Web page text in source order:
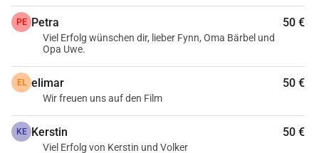
verpflegt ist, das Kostüm und die Ausstattung sich
austoben können und wir dem Thema gerecht werden
können. Jede Spende hilft!
Vielen Dank an alle, die uns bereits mit ihren Spenden
unterstützt haben – jede einzelne Hilfe hat uns ein großes
Stück näher an unser Ziel gebracht. Leider mussten wir den
PE Petra 50 €
Viel Erfolg wünschen dir, lieber Fynn, Oma Bärbel und
Opa Uwe.
EL elimar 50 €
Wir freuen uns auf den Film
KE Kerstin 50 €
Viel Erfolg von Kerstin und Volker